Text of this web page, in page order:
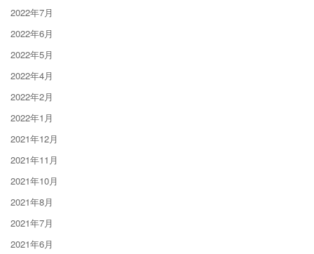
2022年7月
2022年6月
2022年5月
2022年4月
2022年2月
2022年1月
2021年12月
2021年11月
2021年10月
2021年8月
2021年7月
2021年6月